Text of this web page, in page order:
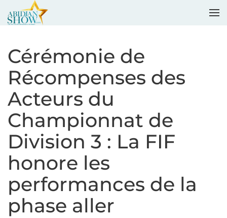
Cérémonie de
Récompenses des
Acteurs du
Championnat de
Division 3 : La FIF
honore les
performances de la
phase aller